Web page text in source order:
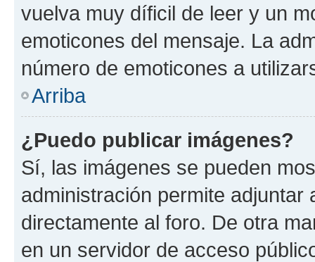
vuelva muy díficil de leer y un
emoticones del mensaje. La
número de emoticones a
Arriba
¿Puedo publicar imágenes?
Sí, las imágenes se pueden
administración permite
directamente al foro. De otra
en un servidor de acceso